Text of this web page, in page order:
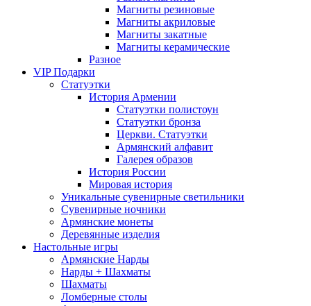
Магниты резиновые
Магниты акриловые
Магниты закатные
Магниты керамические
Разное
VIP Подарки
Статуэтки
История Армении
Статуэтки полистоун
Статуэтки бронза
Церкви. Статуэтки
Армянский алфавит
Галерея образов
История России
Мировая история
Уникальные сувенирные светильники
Сувенирные ночники
Армянские монеты
Деревянные изделия
Настольные игры
Армянские Нарды
Нарды + Шахматы
Шахматы
Ломберные столы